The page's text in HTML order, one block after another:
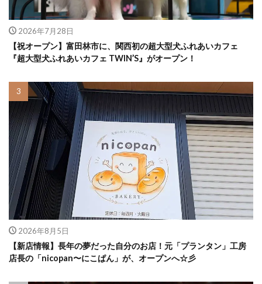
2026年7月28日
【祝オープン】富田林市に、関西初の超大型犬ふれあいカフェ
『超大型犬ふれあいカフェ TWIN’S』がオープン！
2026年8月5日
【新店情報】長年の夢だった自分のお店！元「プランタン」工房
店長の「nicopan〜にこぱん」が、オープンへ☆彡